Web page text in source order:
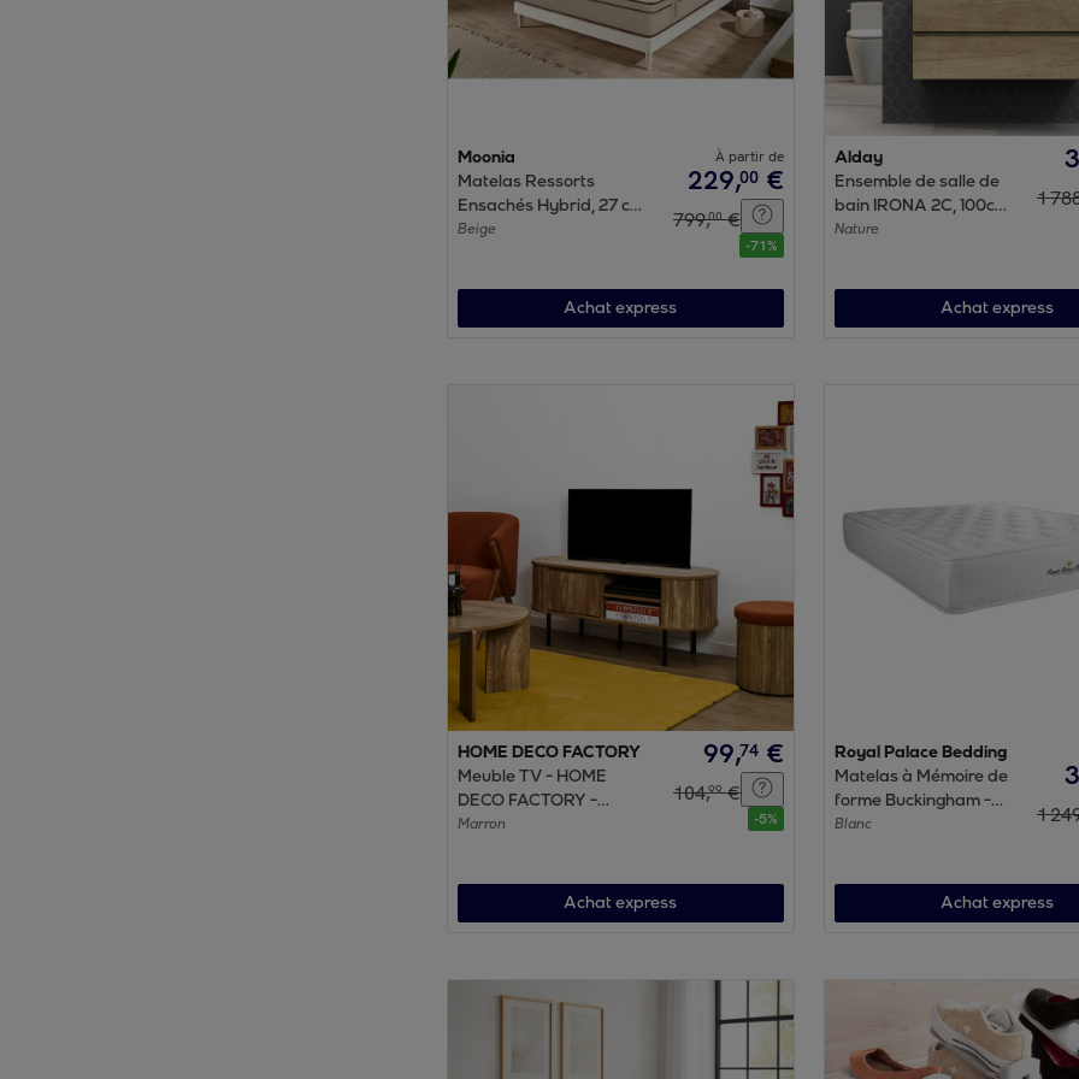
Moonia
Matelas Ressorts
Ensachés Hybrid, 27 cm,
1 place - Moonia
Beige
À partir de
229,00 €
799,00 €
-71%
Achat express
Alday
Ensemble de salle de
bain IRONA 2C, 100cm,
comprend lavabo et
Nature
1
Achat express
HOME DECO FACTORY
Meuble TV - HOME
DECO FACTORY -
Héritage - Étagère -
Marron
99,74 €
104,99 €
-5%
Achat express
Royal Palace Bedding
Matelas à Mémoire de
forme Buckingham -
30cm d'épaisseurs et 7
Blanc 1
Achat express